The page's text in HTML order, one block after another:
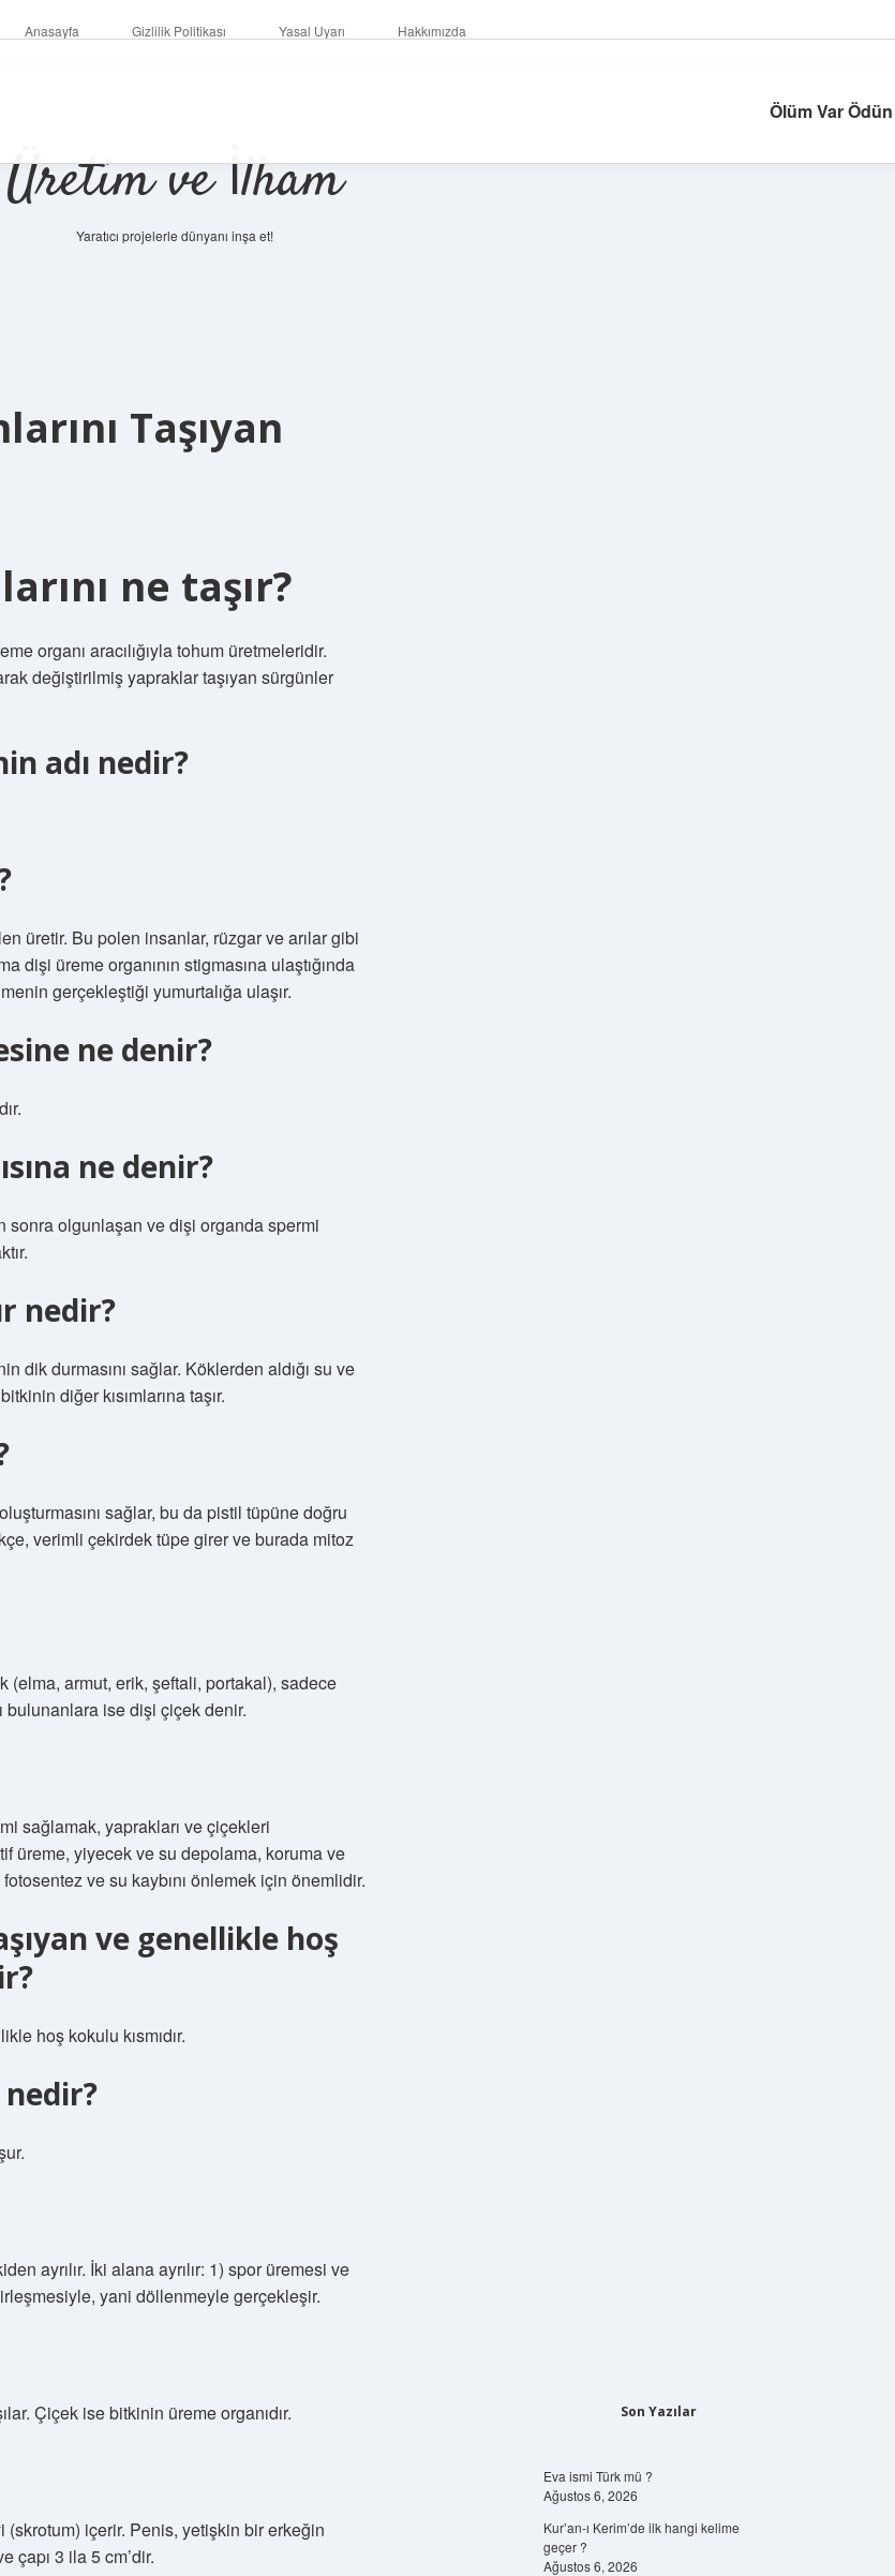
Anasayfa Gizlilik Politikası Yasal Uyarı Hakkımızda
Üretim ve İlham
Yaratıcı projelerle dünyanı inşa et!
Taşıyan
ne taşır?
organı aracılığıyla tohum üretmeleridir.
değiştirilmiş yapraklar taşıyan sürgünler
adı nedir?
üretir. Bu polen insanlar, rüzgar ve arılar gibi
dişi üreme organının stigmasına ulaştığında
gerçekleştiği yumurtalığa ulaşır.
ne denir?
ne denir?
sonra olgunlaşan ve dişi organda spermi
nedir?
dik durmasını sağlar. Köklerden aldığı su ve
diğer kısımlarına taşır.
sağlar, bu da pistil tüpüne doğru
verimli çekirdek tüpe girer ve burada mitoz
(elma, armut, erik, şeftali, portakal), sadece
bulunanlara ise dişi çiçek denir.
sağlamak, yaprakları ve çiçekleri
üreme, yiyecek ve su depolama, koruma ve
ve su kaybını önlemek için önemlidir.
ve genellikle hoş
hoş kokulu kısmıdır.
ayrılır. İki alana ayrılır: 1) spor üremesi ve
yani döllenmeyle gerçekleşir.
Çiçek ise bitkinin üreme organıdır.
içerir. Penis, yetişkin bir erkeğin
çapı 3 ila 5 cm’dir.
Ölüm Var
Son Yazılar
Eva ismi Türk mü ?
Ağustos 6, 2026
Kur’an-ı Kerim’de ilk hangi kelime
geçer ?
Ağustos 6, 2026